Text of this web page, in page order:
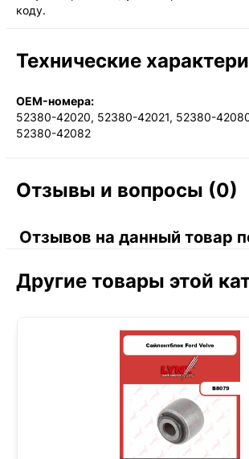
коду.
Технические
OEM-номера:
52380-42020, 52380-42021, 52380-
52380-42082
Отзывы и вопросы (0)
Отзывов на данный товар
Другие товары этой